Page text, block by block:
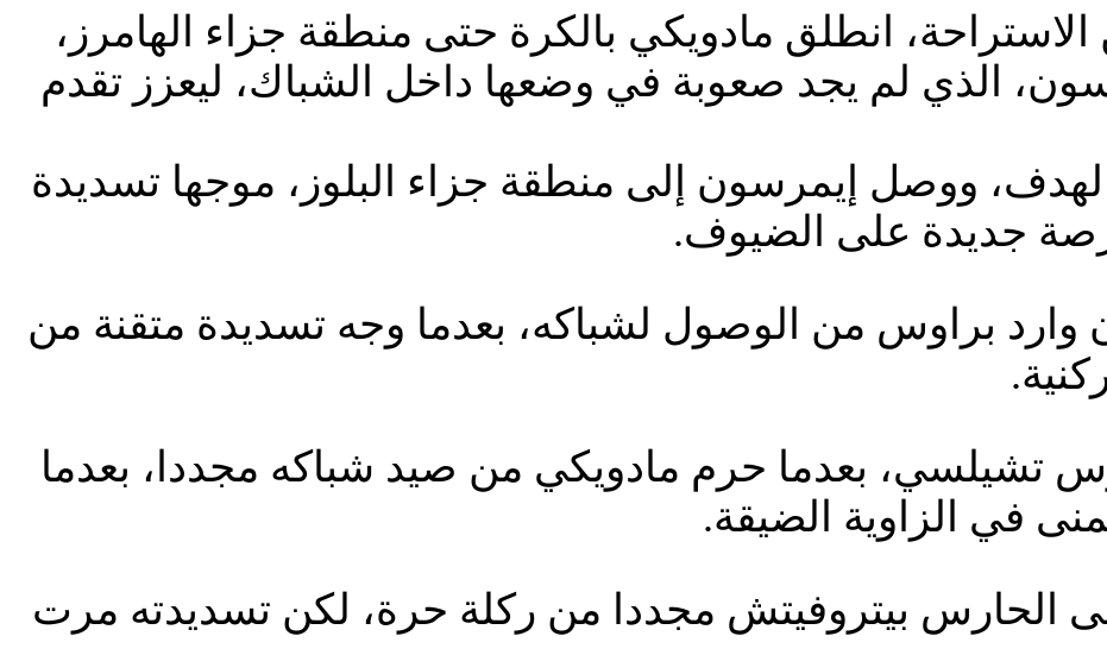
من الاستراحة، انطلق مادويكي بالكرة حتى منطقة جزاء الهامرز،
الذي لم يجد صعوبة في وضعها داخل الشباك، ليعزز تقدم
ووصل إيمرسون إلى منطقة جزاء البلوز، موجها تسديدة
جديدة على الضيوف.
براوس من الوصول لشباكه، بعدما وجه تسديدة متقنة من
تشيلسي، بعدما حرم مادويكي من صيد شباكه مجددا، بعدما
في الزاوية الضيقة.
الحارس بيتروفيتش مجددا من ركلة حرة، لكن تسديدته مرت